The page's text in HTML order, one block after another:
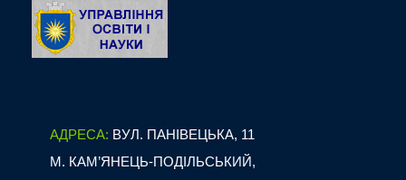
АДРЕСА: ВУЛ. ПАНІВЕЦЬКА, 11
М. КАМ’ЯНЕЦЬ-ПОДІЛЬСЬКИЙ,